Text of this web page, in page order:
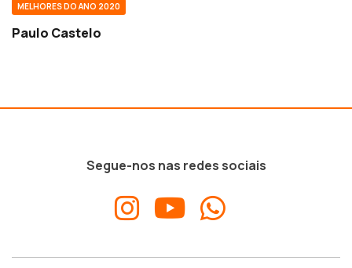
MELHORES DO ANO 2020
Paulo Castelo
Segue-nos nas redes sociais